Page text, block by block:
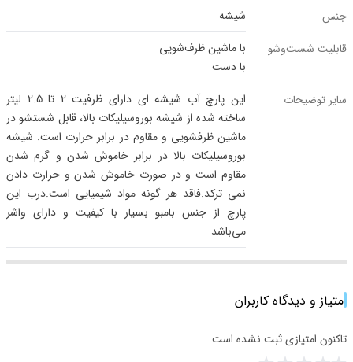
جنس
شیشه
قابلیت شست‌وشو
با ماشین ظرف‌شویی
با دست
سایر توضیحات
این پارچ آب شیشه ای دارای ظرفیت 2 تا 2.5 لیتر
ساخته شده از شیشه بوروسیلیکات بالا، قابل شستشو در
ماشین ظرفشویی و مقاوم در برابر حرارت است. شیشه
بوروسیلیکات بالا در برابر خاموش شدن و گرم شدن
مقاوم است و در صورت خاموش شدن و حرارت دادن
نمی ترکد.فاقد هر گونه مواد شیمیایی است.درب این
پارچ از جنس بامبو بسیار با کیفیت و دارای واشر
می‌باشد
امتیاز و دیدگاه کاربران
تاکنون امتیازی ثبت نشده است